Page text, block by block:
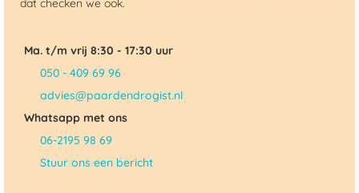
dat checken we ook.
Ma. t/m vrij 8:30 - 17:30 uur
050 - 409 69 96
advies@paardendrogist.nl
Whatsapp met ons
06-2195 98 69
Stuur ons een bericht